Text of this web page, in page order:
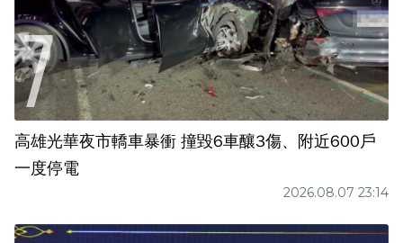
高雄光華夜市轎車暴衝 撞毀6車釀3傷、附近600戶
一度停電
2026.08.07 23:14